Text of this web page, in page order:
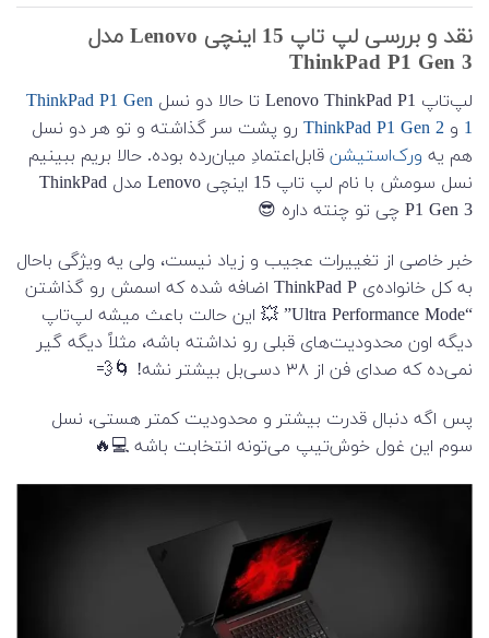
نقد و بررسی لپ تاپ 15 اینچی Lenovo مدل
ThinkPad P1 Gen 3
لپ‌تاپ Lenovo ThinkPad P1 تا حالا دو نسل
ThinkPad P1 Gen
1 و ThinkPad P1 Gen 2 رو پشت سر گذاشته و تو هر دو نسل
هم یه ورک‌استیشن قابل‌اعتمادِ میان‌رده بوده. حالا بریم ببینیم
نسل سومش با نام لپ تاپ 15 اینچی Lenovo مدل ThinkPad
P1 Gen 3 چی تو چنته داره 😎
خبر خاصی از تغییرات عجیب و زیاد نیست، ولی یه ویژگی باحال
به کل خانواده‌ی ThinkPad P اضافه شده که اسمش رو گذاشتن
“Ultra Performance Mode” 💥 این حالت باعث میشه لپ‌تاپ
دیگه اون محدودیت‌های قبلی رو نداشته باشه، مثلاً دیگه گیر
نمی‌ده که صدای فن از ۳۸ دسی‌بل بیشتر نشه! 🌀💨
پس اگه دنبال قدرت بیشتر و محدودیت کمتر هستی، نسل
سوم این غول خوش‌تیپ می‌تونه انتخابت باشه 💻🔥